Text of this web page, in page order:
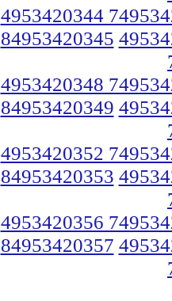
4953420344
84953420345
4953420348
84953420349
4953420352
84953420353
4953420356
84953420357